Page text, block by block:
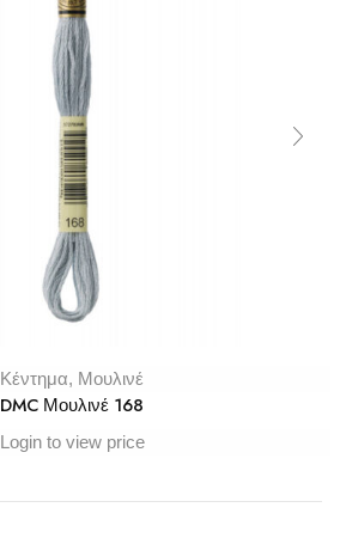
Κέντημα, Μουλινέ
DMC Μουλινέ 168
Login to view price